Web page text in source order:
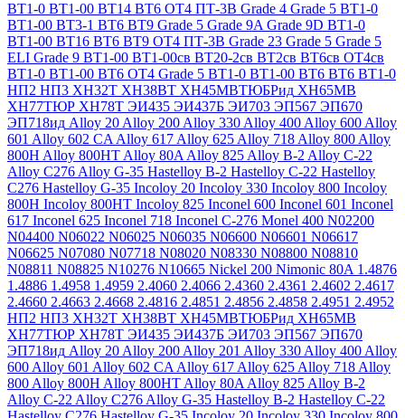
ВТ1-0 ВТ1-00 ВТ14 ВТ6 ОТ4 ПТ-3В Grade 4 Grade 5 ВТ1-0
ВТ1-00 ВТ3-1 ВТ6 ВТ9 Grade 5 Grade 9A Grade 9D ВТ1-0
ВТ1-00 ВТ16 ВТ6 ВТ9 ОТ4 ПТ-3В Grade 23 Grade 5 Grade 5
ELI Grade 9 ВТ1-00 ВТ1-00св ВТ20-2св ВТ2св ВТ6св ОТ4св
ВТ1-0 ВТ1-00 ВТ6 ОТ4 Grade 5 ВТ1-0 ВТ1-00 ВТ6 ВТ6 ВТ1-0
НП2 НП3 ХН32Т ХН38ВТ ХН45МВТЮБРид ХН65МВ
ХН77ТЮР ХН78Т ЭИ435 ЭИ437Б ЭИ703 ЭП567 ЭП670
ЭП718ид Alloy 20 Alloy 200 Alloy 330 Alloy 400 Alloy 600 Alloy
601 Alloy 602 CA Alloy 617 Alloy 625 Alloy 718 Alloy 800 Alloy
800H Alloy 800HT Alloy 80A Alloy 825 Alloy B-2 Alloy C-22
Alloy C276 Alloy G-35 Hastelloy B-2 Hastelloy C-22 Hastelloy
C276 Hastelloy G-35 Incoloy 20 Incoloy 330 Incoloy 800 Incoloy
800H Incoloy 800HT Incoloy 825 Inconel 600 Inconel 601 Inconel
617 Inconel 625 Inconel 718 Inconel C-276 Monel 400 N02200
N04400 N06022 N06025 N06035 N06600 N06601 N06617
N06625 N07080 N07718 N08020 N08330 N08800 N08810
N08811 N08825 N10276 N10665 Nickel 200 Nimonic 80A 1.4876
1.4886 1.4958 1.4959 2.4060 2.4066 2.4360 2.4361 2.4602 2.4617
2.4660 2.4663 2.4668 2.4816 2.4851 2.4856 2.4858 2.4951 2.4952
НП2 НП3 ХН32Т ХН38ВТ ХН45МВТЮБРид ХН65МВ
ХН77ТЮР ХН78Т ЭИ435 ЭИ437Б ЭИ703 ЭП567 ЭП670
ЭП718ид Alloy 20 Alloy 200 Alloy 201 Alloy 330 Alloy 400 Alloy
600 Alloy 601 Alloy 602 CA Alloy 617 Alloy 625 Alloy 718 Alloy
800 Alloy 800H Alloy 800HT Alloy 80A Alloy 825 Alloy B-2
Alloy C-22 Alloy C276 Alloy G-35 Hastelloy B-2 Hastelloy C-22